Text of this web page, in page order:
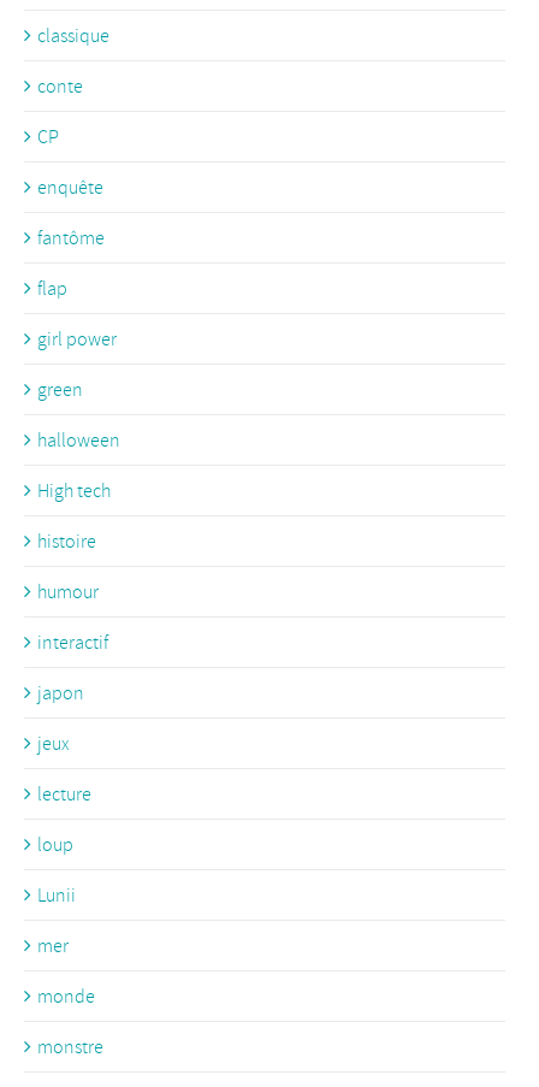
classique
conte
CP
enquête
fantôme
flap
girl power
green
halloween
High tech
histoire
humour
interactif
japon
jeux
lecture
loup
Lunii
mer
monde
monstre